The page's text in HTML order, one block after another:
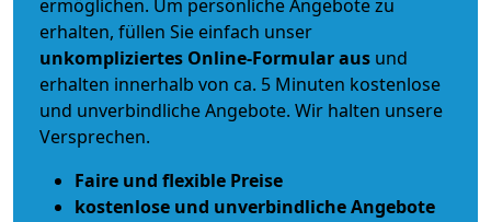
ermöglichen. Um persönliche Angebote zu
erhalten, füllen Sie einfach unser
unkompliziertes Online-Formular aus und
erhalten innerhalb von ca. 5 Minuten kostenlose
und unverbindliche Angebote. Wir halten unsere
Versprechen.
Faire und flexible Preise
kostenlose und unverbindliche Angebote